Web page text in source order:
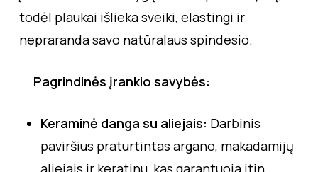
todėl plaukai išlieka sveiki, elastingi ir
nepraranda savo natūralaus spindesio.
Pagrindinės įrankio savybės:
Keraminė danga su aliejais: Darbinis
paviršius praturtintas argano, makadamijų